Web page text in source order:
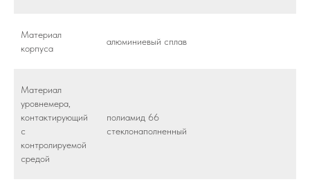
Материал
корпуса
алюминиевый сплав
Материал
уровнемера,
контактирующий
с
контролируемой
средой
полиамид 66
стеклонаполненный